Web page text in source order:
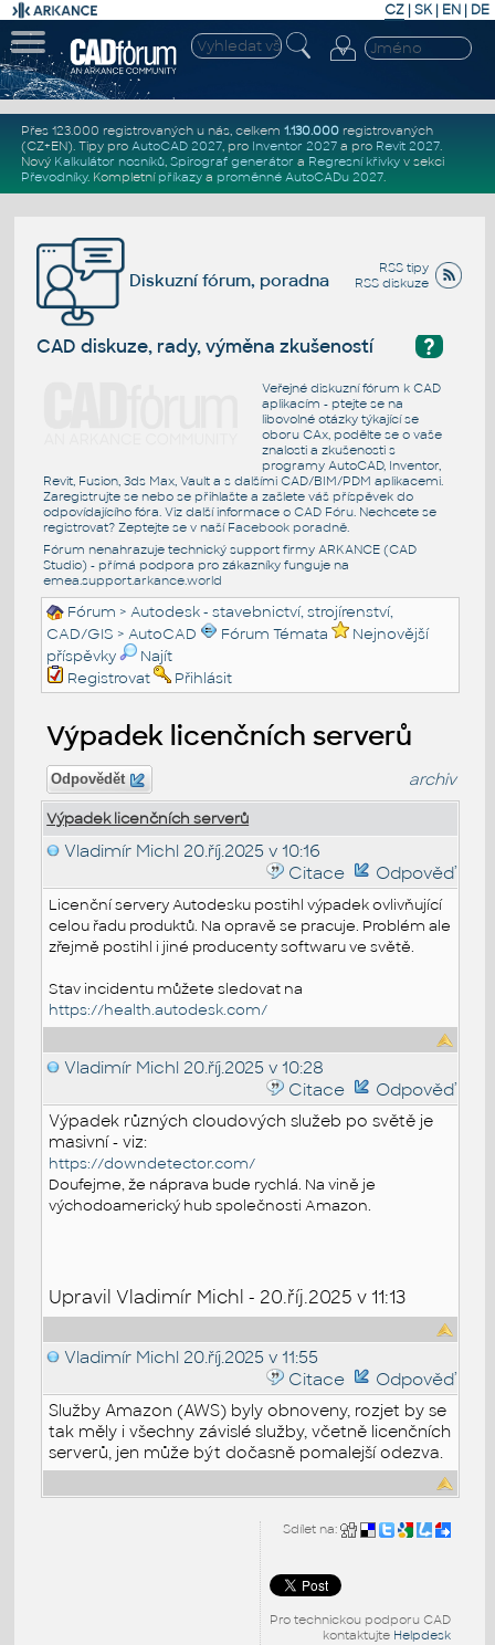
CZ | SK| EN | DE
Přes 123.000 registrovaných u nás, celkem 1.130.000registrovaných
(CZ+EN). Tipy pro AutoCAD 2027, pro Inventor 2027a pro Revit 2027.
Nový Kalkulátor nosníků, Spirograf generátor a Regresní křivkyv sekci
Převodníky. Kompletní příkazya proměnné AutoCADu 2027.
RSS tipy
RSS diskuze
Diskuzní fórum, poradna
?
CAD diskuze, rady, výměna zkušeností
Veřejné diskuzní fórum k CAD
aplikacím - ptejte se na
libovolné otázky týkající se
oboru CAx, podělte se o vaše
znalosti a zkušenosti s
programy AutoCAD, Inventor,
Revit, Fusion, 3ds Max, Vault a s dalšími CAD/BIM/PDM aplikacemi.
Zaregistrujte se nebo se přihlašte a zašlete váš příspěvek do
odpovídajícího fóra. Viz další informace o CAD Fóru. Nechcete se
registrovat? Zeptejte se v naší Facebook poradně.
Fórum nenahrazuje technický support firmy ARKANCE (CAD
Studio) - přímá podpora pro zákazníky funguje na
emea.support.arkance.world
Fórum >Autodesk - stavebnictví, strojírenství,
CAD/GIS >AutoCAD Fórum Témata
Nejnovější
příspěvky
Najít
Registrovat
Přihlásit
Výpadek licenčních serverů
Odpovědět archiv
Výpadek licenčních serverů
Vladimír Michl 20.říj.2025 v 10:16
Citace
Odpověď
Licenční servery Autodesku postihl výpadek ovlivňující
celou řadu produktů. Na opravě se pracuje. Problém ale
zřejmě postihl i jiné producenty softwaru ve světě.
Stav incidentu můžete sledovat na
https://health.autodesk.com/
Vladimír Michl 20.říj.2025 v 10:28
Citace
Odpověď
Výpadek různých cloudových služeb po světě je
masivní - viz:
https://downdetector.com/
Doufejme, že náprava bude rychlá. Na vině je
východoamerický hub společnosti Amazon.
Upravil Vladimír Michl - 20.říj.2025 v 11:13
Vladimír Michl 20.říj.2025 v 11:55
Citace
Odpověď
Služby Amazon (AWS) byly obnoveny, rozjet by se
tak měly i všechny závislé služby, včetně licenčních
serverů, jen může být dočasně pomalejší odezva.
Sdílet na:
Pro technickou podporu CAD
kontaktujte Helpdesk